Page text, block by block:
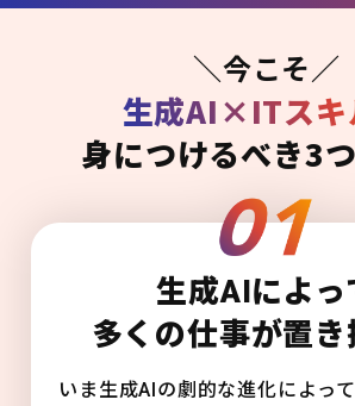
＼今こそ／
生成AI×ITスキ
身につけるべき3
生成AIによっ
多くの仕事が置き
いま生成AIの劇的な進化によっ